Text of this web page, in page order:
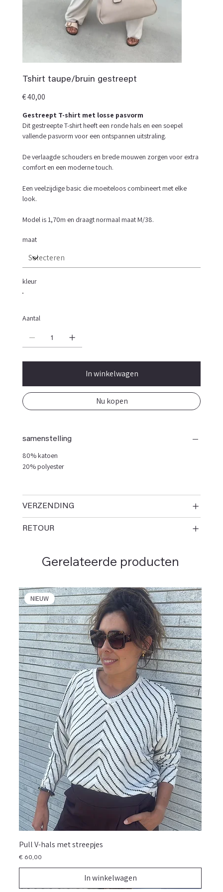
Tshirt taupe/bruin gestreept
Prijs
€ 40,00
Gestreept T-shirt met losse pasvorm
Dit gestreepte T-shirt heeft een ronde hals en een soepel
vallende pasvorm voor een ontspannen uitstraling.
De verlaagde schouders en brede mouwen zorgen voor extra
comfort en een moderne touch.
Een veelzijdige basic die moeiteloos combineert met elke
look.
Model is 1,70m en draagt normaal maat M/38.
maat
kleur
Aantal
In winkelwagen
Nu kopen
samenstelling
80% katoen
20% polyester
VERZENDING
RETOUR
Gerelateerde producten
NIEUW
Pull V-hals met streepjes
Prijs
€ 60,00
In winkelwagen